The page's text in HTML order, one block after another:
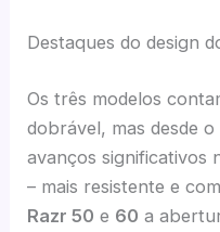
Destaques do design
Os três modelos
dobrável, mas desde
avanços significativos
– mais resistente e
Razr 50 e 60 a